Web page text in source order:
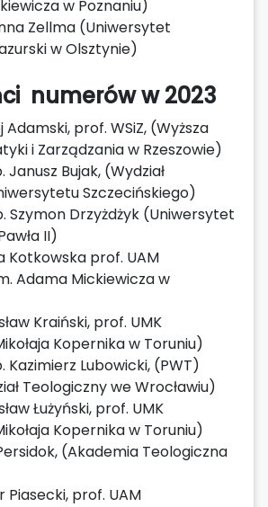
w Poznaniu)
Zellma (Uniwersytet
w Olsztynie)
numerów w 2023
prof. WSiZ, (Wyższa
i Zarządzania w Rzeszowie)
Bujak, (Wydział
Szczecińskiego)
Szymon Drzyżdżyk (Uniwersytet
II)
Kotkowska prof. UAM
Adama Mickiewicza w
Kraiński, prof. UMK
Kopernika w Toruniu)
Kazimierz Lubowicki, (PWT)
Teologiczny we Wrocławiu)
Łużyński, prof. UMK
Kopernika w Toruniu)
(Akademia Teologiczna
Piasecki, prof. UAM